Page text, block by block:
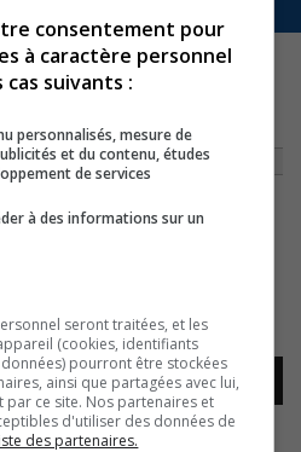
LEGAULT – EXPLICATION VISITE
– Explication
00:00
visite.
consentement pour
à caractère personnel
cas suivants :
personnalisés, mesure de
et du contenu, études
de services
à des informations sur un
seront traitées, et les
(cookies, identifiants
pourront être stockées
ainsi que partagées avec lui,
ce site. Nos partenaires et
d'utiliser des données de
des partenaires.